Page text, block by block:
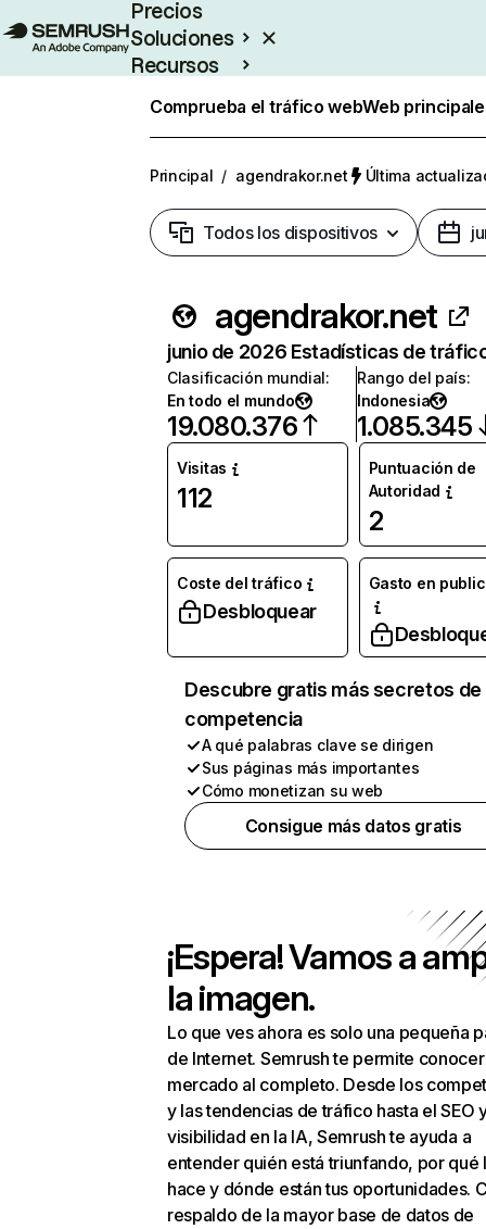
Precios
Soluciones
Recursos
Comprueba el tráfico webWeb
Principal / agendrakor.net Última
Todos los dispositivos
agendrakor.net
junio de 2026 Estadísticas de
Clasificación mundial:
En todo el mundo
19.080.376
Rango del país:
Indonesia
1.085.345
Visitas
112
Puntuación de
Autoridad
2
Coste del tráfico
Desbloquear
Gasto en
Descubre gratis más secretos de
competencia
A qué palabras clave se dirigen
Sus páginas más importantes
Cómo monetizan su web
Consigue más datos gratis
¡Espera! Vamos a
la imagen.
Lo que ves ahora es solo una pequeña
de Internet. Semrush te permite
mercado al completo. Desde los
y las tendencias de tráfico hasta el SEO
visibilidad en la IA, Semrush te ayuda a
entender quién está triunfando, por qué
hace y dónde están tus oportunidades.
respaldo de la mayor base de datos de